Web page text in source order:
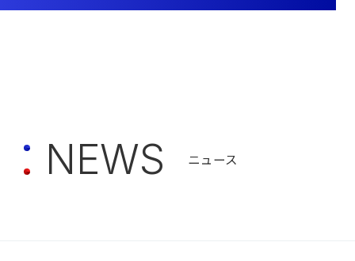
NEWS ニュース